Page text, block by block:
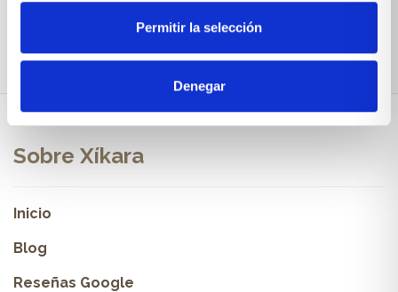
Permitir la selección
Denegar
Sobre Xíkara
Inicio
Blog
Reseñas Google